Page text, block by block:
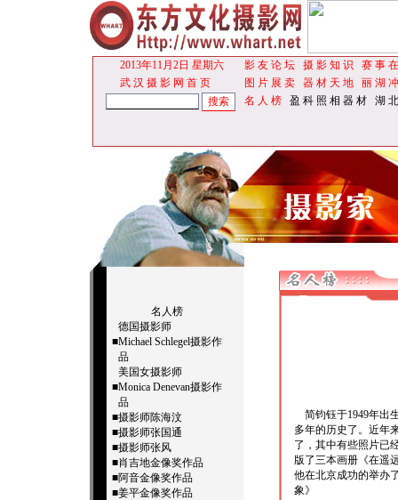
2013年11月2日 星期六 影 友 论 坛 摄 影 知 识
赛 事
武 汉 摄 影 网 首 页 图 片 展 卖 器 材 天 地
丽 湖
名 人 榜
盈 科 照 相 器 材 湖
名人榜
■
德国摄影师
Michael Schlegel摄影作
品
■
美国女摄影师
Monica Denevan摄影作
品
■摄影师陈海汶
■摄影师张国通
■摄影师张风
■肖吉地金像奖作品
■阿音金像奖作品
■姜平金像奖作品
简钧钰于1949年出
多年的历史了。近年
了，其中有些照片已
版了三本画册《在遥
他在北京成功的举办
象》